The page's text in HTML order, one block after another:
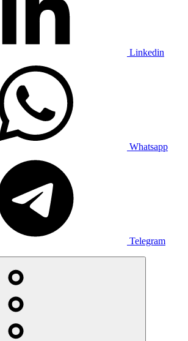
Linkedin
Whatsapp
Telegram